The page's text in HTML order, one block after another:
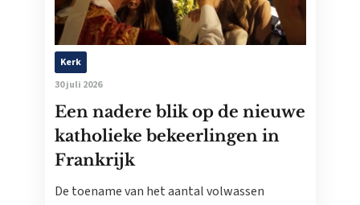
Kerk
30 juli 2026
Een nadere blik op de nieuwe
katholieke bekeerlingen in
Frankrijk
De toename van het aantal volwassen